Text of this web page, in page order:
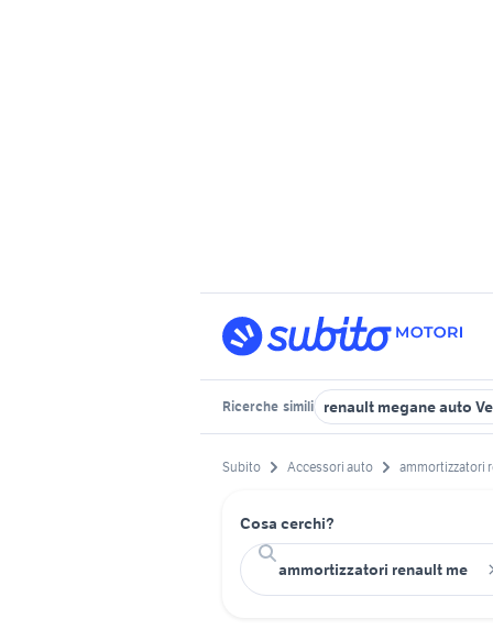
Ricerche simili renault megane auto
Subito Accessori auto ammortizzatori
Cosa cerchi?